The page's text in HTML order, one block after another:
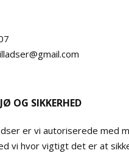
OG SIKKERHED
er vi autoriserede med
vi hvor vigtigt det er at